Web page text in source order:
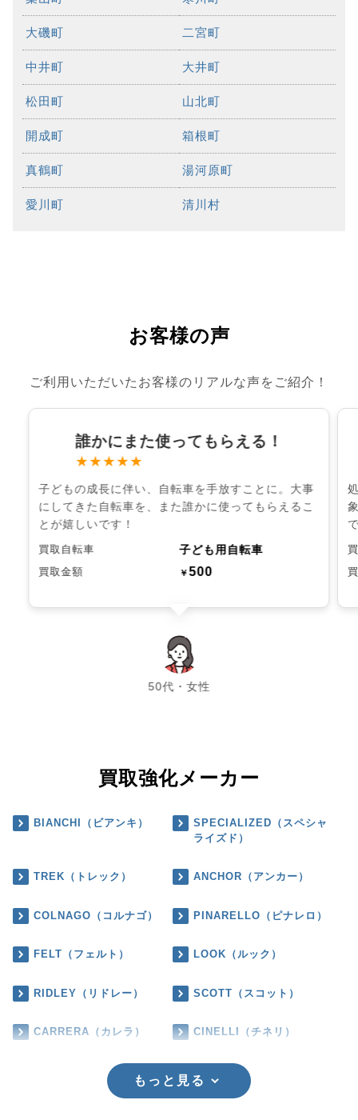
大磯町 二宮町
中井町 大井町
松田町 山北町
開成町 箱根町
真鶴町 湯河原町
愛川町 清川村
お客様の声
ご利用いただいたお客様のリアルな声をご紹介！
誰かにまた使ってもらえる！
★★★★★
子どもの成長に伴い、自転車を手放すことに。大事
にしてきた自転車を、また誰かに使ってもらえるこ
とが嬉しいです！
買取自転車 子ども用自転車
買取金額 ￥500
50代・女性
chevron_left chevron_right
買取強化メーカー
BIANCHI（ビアンキ）
SPECIALIZED（スペシャ
ライズド）
TREK（トレック） ANCHOR（アンカー）
COLNAGO（コルナゴ） PINARELLO（ピナレロ）
FELT（フェルト） LOOK（ルック）
RIDLEY（リドレー） SCOTT（スコット）
CARRERA（カレラ） CINELLI（チネリ）
もっと見る